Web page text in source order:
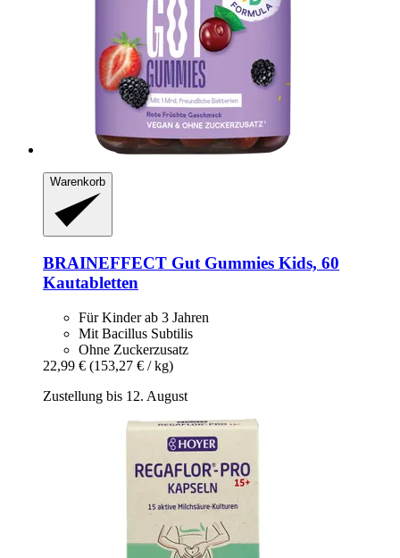
Warenkorb
BRAINEFFECT Gut Gummies Kids, 60
Kautabletten
Für Kinder ab 3 Jahren
Mit Bacillus Subtilis
Ohne Zuckerzusatz
22,99 € (153,27 € / kg)
Zustellung bis 12. August